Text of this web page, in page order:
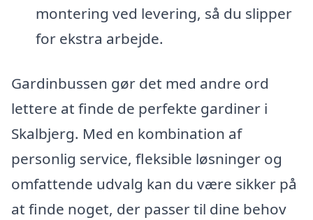
montering ved levering, så du slipper
for ekstra arbejde.
Gardinbussen gør det med andre ord
lettere at finde de perfekte gardiner i
Skalbjerg. Med en kombination af
personlig service, fleksible løsninger og
omfattende udvalg kan du være sikker på
at finde noget, der passer til dine behov